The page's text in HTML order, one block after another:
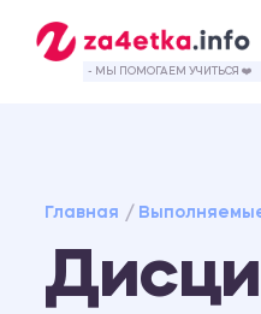
- МЫ ПОМОГАЕМ УЧИТЬСЯ ❤️
Главная